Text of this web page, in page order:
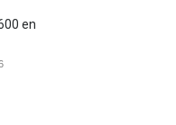
en